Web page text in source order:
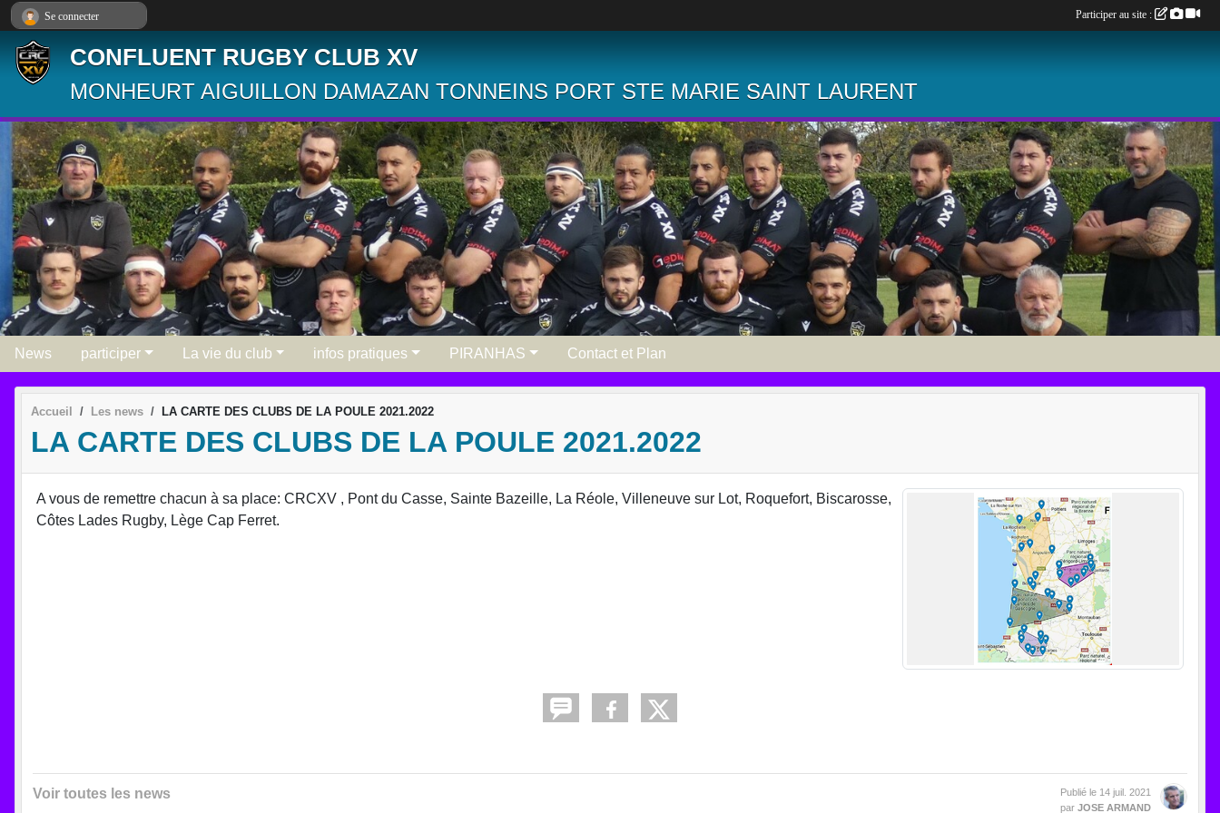
CONFLUENT RUGBY CLUB XV
MONHEURT AIGUILLON DAMAZAN TONNEINS PORT STE MARIE SAINT LAURENT
News participer La vie du club infos pratiques PIRANHAS Contact et Plan
Accueil Les news LA CARTE DES CLUBS DE LA POULE 2021.2022
LA CARTE DES CLUBS DE LA POULE 2021.2022
A vous de remettre chacun à sa place: CRCXV , Pont du Casse, Sainte Bazeille, La Réole, Villeneuve sur Lot, Roquefort, Biscarosse,
Côtes Lades Rugby, Lège Cap Ferret.
Voir toutes les news Publié le 14 juil. 2021
par JOSE ARMAND
Se connecter Participer au site :
Panneau de gestion des cookies